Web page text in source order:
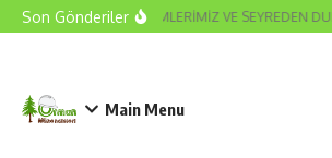
İçeriğe atla
Son Gönderiler
2026 ODA SEÇİMLERİMİZ VE SEYREDEN
Main Menu